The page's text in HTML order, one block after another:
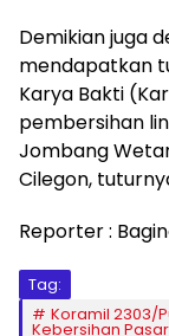
Demikian juga
mendapatkan
Karya Bakti
pembersihan
Jombang
Cilegon,
Reporter :
Tag:
Koramil 2303/
Kebersihan Pasar